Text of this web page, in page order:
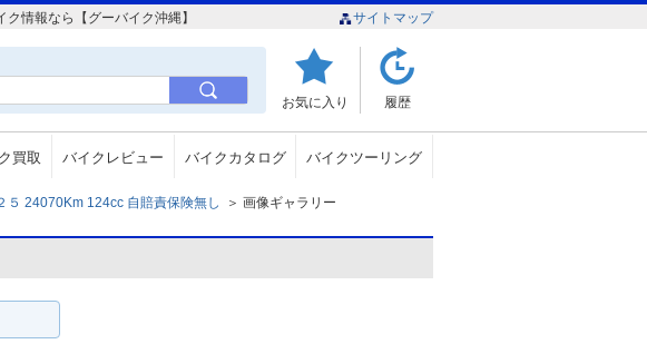
情報なら【グーバイク沖縄】 サイトマップ
お気に入り 履歴
買取 バイクレビュー バイクカタログ バイクツーリング
５ 24070Km 124cc 自賠責保険無し ＞ 画像ギャラリー